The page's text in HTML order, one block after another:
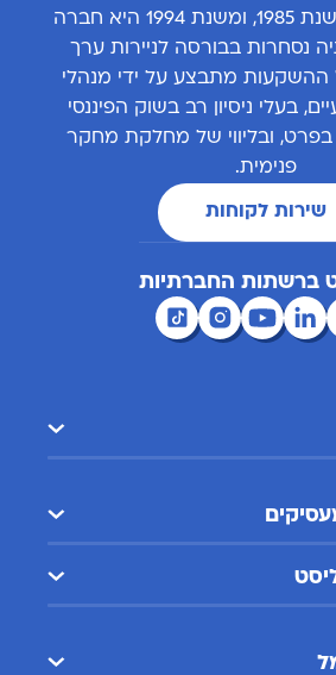
'אנליסט' נוסדה בשנת 1985, ומשנת 1994 היא חברה
נסחרות בבורסה לניירות ערך
ההשקעות מתבצע על ידי מנהלי
בעלי ניסיון רב בשוק הפיננסי
בפרט, ובליווי של מחלקת מחקר
פנימית.
שירות לקוחות
ברשתות החברתיות